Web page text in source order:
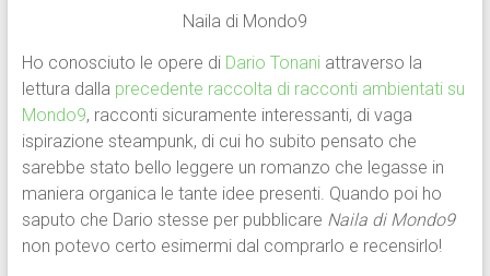
Naila di Mondo9
Ho conosciuto le opere di Dario Tonaniattraverso la
lettura dalla precedente raccolta di racconti ambientati su
Mondo9, racconti sicuramente interessanti, di vaga
ispirazione steampunk, di cui ho subito pensato che
sarebbe stato bello leggere un romanzo che legasse in
maniera organica le tante idee presenti. Quando poi ho
saputo che Dario stesse per pubblicare Naila di Mondo9
non potevo certo esimermi dal comprarlo e recensirlo!